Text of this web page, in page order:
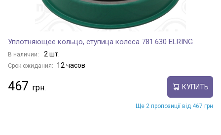
Уплотняющее кольцо, ступица колеса 781.630 ELRING
В наличии: 2 шт.
Срок ожидания: 12 часов
467 КУПИТЬ
Ще 2 пропозиції від 467 грн